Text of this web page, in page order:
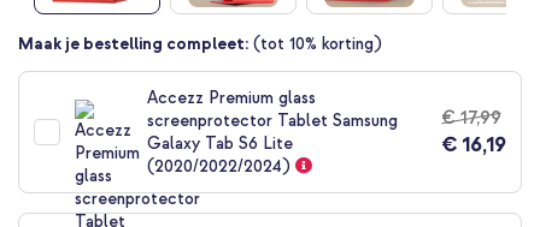
Ga
afbeeldingen-
Maak je bestelling compleet: (tot 10% korting)
Accezz Premium glass
screenprotector Tablet Samsung
Galaxy Tab S6 Lite
(2020/2022/2024)
€ 17,99
€ 16,19